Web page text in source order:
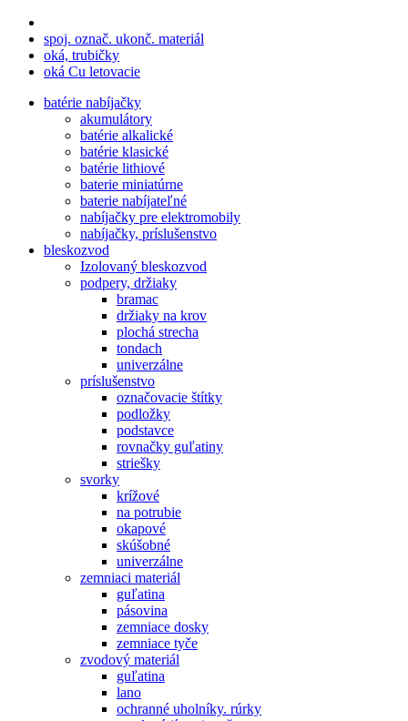
spoj. označ. ukonč. materiál
oká, trubičky
oká Cu letovacie
batérie nabíjačky
akumulátory
batérie alkalické
batérie klasické
batérie lithiové
baterie miniatúrne
baterie nabíjateľné
nabíjačky pre elektromobily
nabíjačky, príslušenstvo
bleskozvod
Izolovaný bleskozvod
podpery, držiaky
bramac
držiaky na krov
plochá strecha
tondach
univerzálne
príslušenstvo
označovacie štítky
podložky
podstavce
rovnačky guľatiny
striešky
svorky
krížové
na potrubie
okapové
skúšobné
univerzálne
zemniaci materiál
guľatina
pásovina
zemniace dosky
zemniace tyče
zvodový materiál
guľatina
lano
ochranné uholníky. rúrky